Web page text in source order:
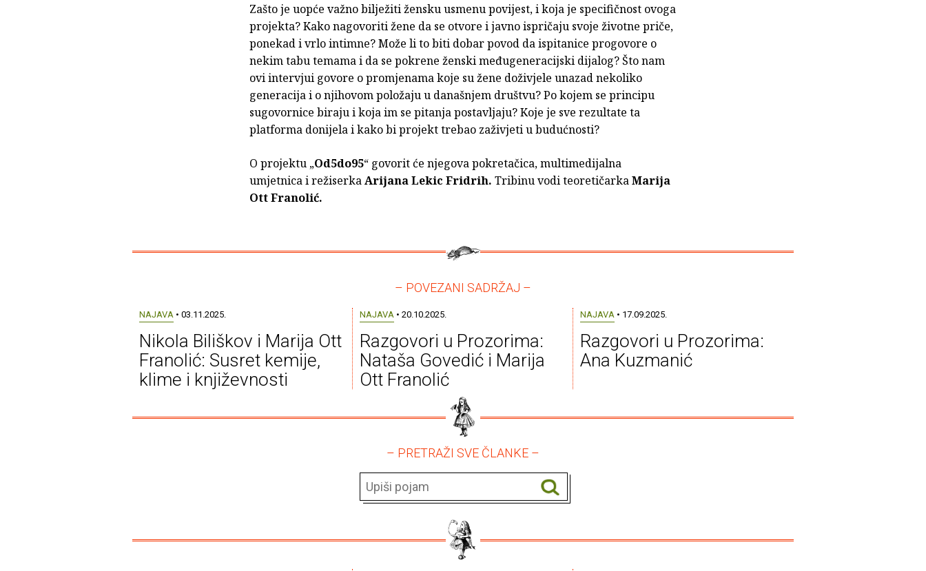
Zašto je uopće važno bilježiti žensku usmenu povijest, i koja je specifičnost ovoga
projekta? Kako nagovoriti žene da se otvore i javno ispričaju svoje životne priče,
ponekad i vrlo intimne? Može li to biti dobar povod da ispitanice progovore o
nekim tabu temama i da se pokrene ženski međugeneracijski dijalog? Što nam
ovi intervjui govore o promjenama koje su žene doživjele unazad nekoliko
generacija i o njihovom položaju u današnjem društvu? Po kojem se principu
sugovornice biraju i koja im se pitanja postavljaju? Koje je sve rezultate ta
platforma donijela i kako bi projekt trebao zaživjeti u budućnosti?
O projektu „Od5do95“ govorit će njegova pokretačica, multimedijalna
umjetnica i režiserkaArijana Lekic Fridrih. Tribinu vodi teoretičarkaMarija
Ott Franolić.
– POVEZANI SADRŽAJ –
NAJAVA • 03.11.2025.
Nikola Biliškov i Marija Ott
Franolić: Susret kemije,
klime i književnosti
NAJAVA • 20.10.2025.
Razgovori u Prozorima:
Nataša Govedić i Marija
Ott Franolić
NAJAVA • 17.09.2025.
Razgovori u Prozorima:
Ana Kuzmanić
– PRETRAŽI SVE ČLANKE –